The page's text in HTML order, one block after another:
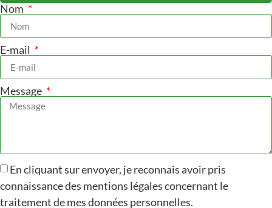
Nom
E-mail
Message
En cliquant sur envoyer, je reconnais avoir pris
connaissance des mentions légales concernant le
traitement de mes données personnelles.